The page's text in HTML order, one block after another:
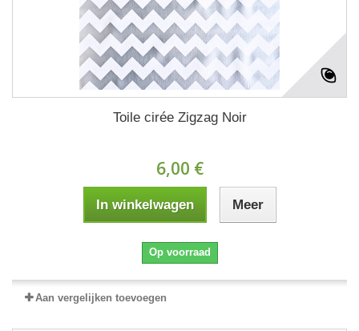
Toile cirée Zigzag Noir
6,00 €
In winkelwagen Meer
Op voorraad
Aan vergelijken toevoegen